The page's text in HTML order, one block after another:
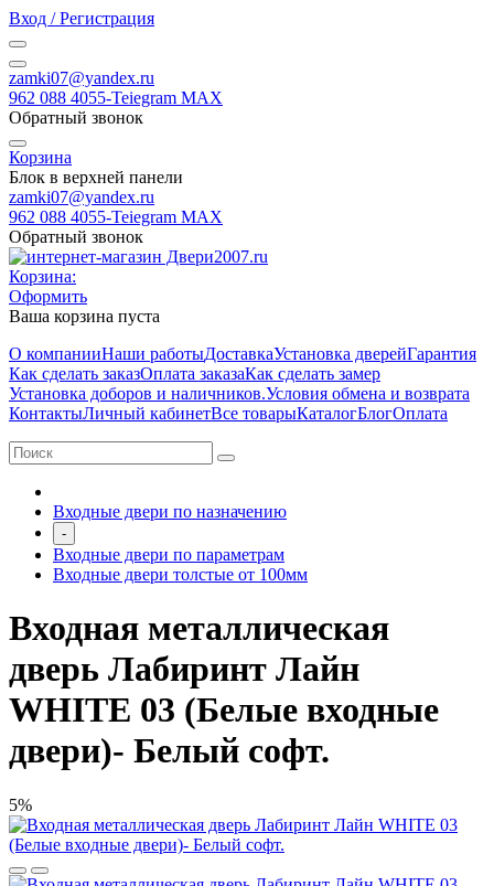
Вход / Регистрация
zamki07@yandex.ru
962 088 4055-Teiegram МАХ
Обратный звонок
Корзина
Блок в верхней панели
zamki07@yandex.ru
962 088 4055-Teiegram МАХ
Обратный звонок
Корзина:
Оформить
Ваша корзина пуста
О компанииНаши работыДоставкаУстановка дверейГарантия
Как сделать заказОплата заказаКак сделать замер
Установка доборов и наличников.Условия обмена и возврата
КонтактыЛичный кабинетВсе товарыКаталогБлогОплата
Входные двери по назначению
-
Входные двери по параметрам
Входные двери толстые от 100мм
Входная металлическая
дверь Лабиринт Лайн
WHITE 03 (Белые входные
двери)- Белый софт.
5%